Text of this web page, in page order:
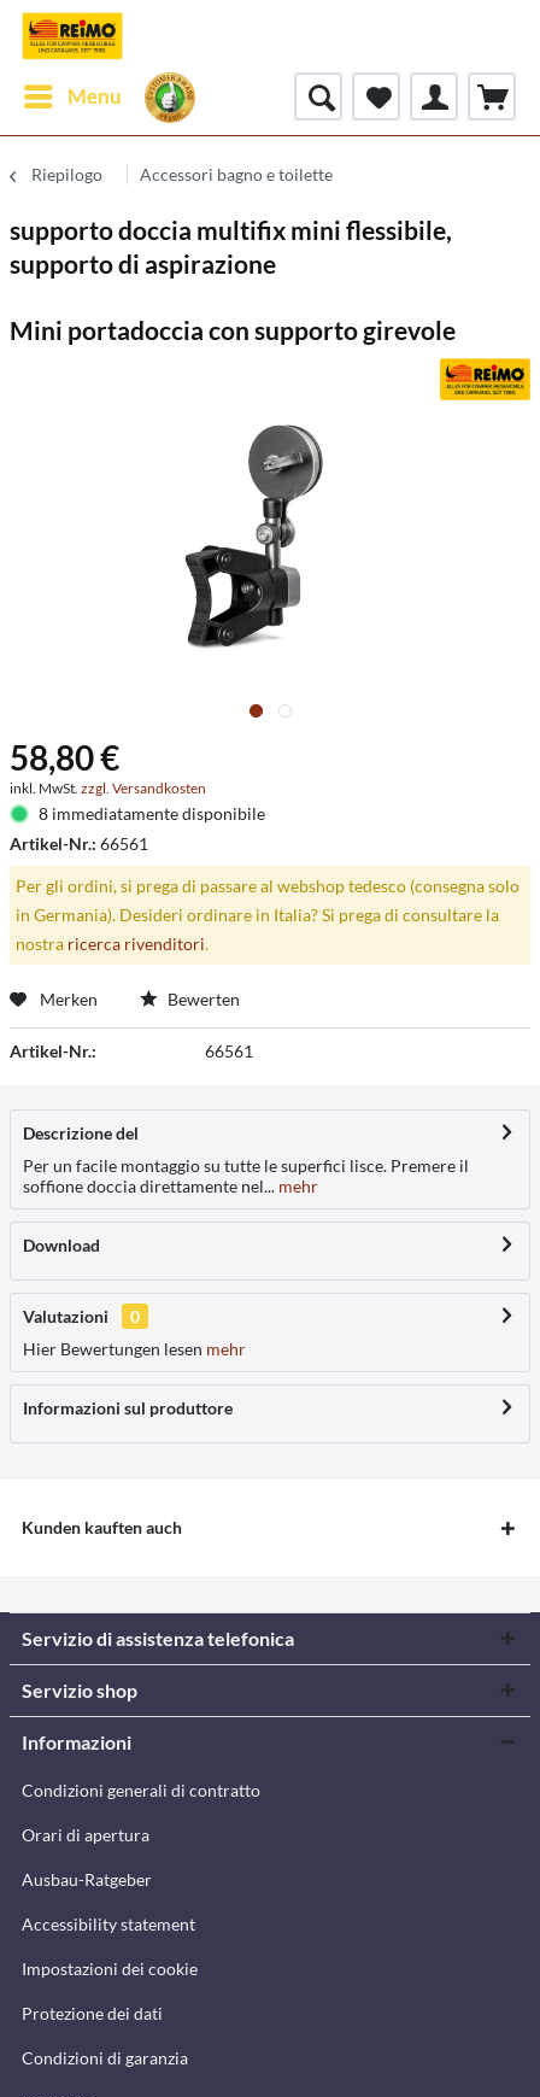
Menu
Riepilogo Accessori bagno e toilette
supporto doccia multifix mini flessibile,
supporto di aspirazione
Mini portadoccia con supporto girevole
58,80 €
inkl. MwSt. zzgl. Versandkosten
8 immediatamente disponibile
Artikel-Nr.: 66561
Per gli ordini, si prega di passare al webshop tedesco (consegna solo
in Germania). Desideri ordinare in Italia? Si prega di consultare la
nostra ricerca rivenditori.
Merken Bewerten
Artikel-Nr.: 66561
Descrizione del
Per un facile montaggio su tutte le superfici lisce. Premere il
soffione doccia direttamente nel... mehr
Download
Valutazioni
0
Hier Bewertungen lesen mehr
Informazioni sul produttore
Kunden kauften auch
Servizio di assistenza telefonica
Servizio shop
Informazioni
Condizioni generali di contratto
Orari di apertura
Ausbau-Ratgeber
Accessibility statement
Impostazioni dei cookie
Protezione dei dati
Condizioni di garanzia